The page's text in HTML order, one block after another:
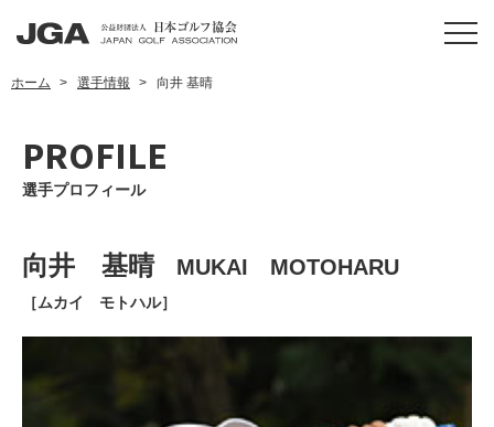
ホーム 選手情報 向井 基晴
PROFILE
選手プロフィール
向井 基晴 MUKAI MOTOHARU
［ムカイ モトハル］